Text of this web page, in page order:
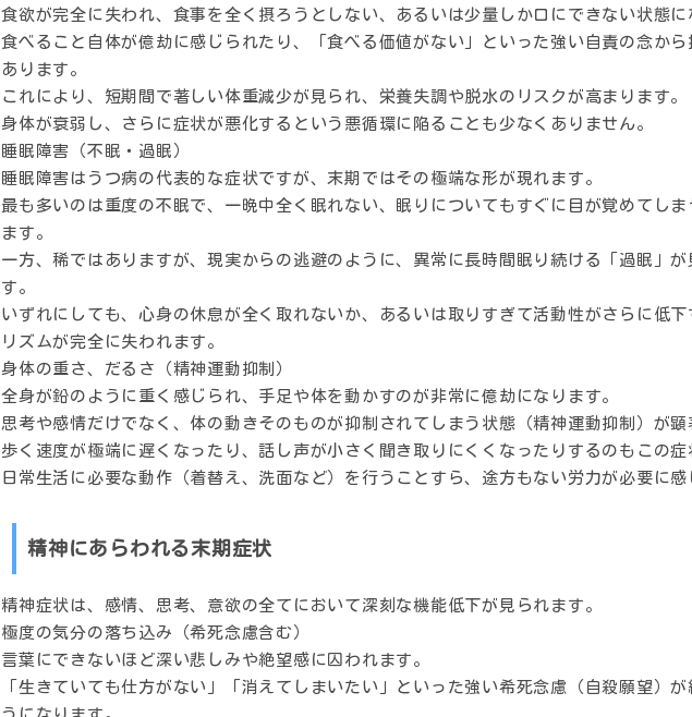
食欲が完全に失われ、食事を全く摂ろうとしない、あるいは少量しか口にできない状態に
食べること自体が億劫に感じられたり、「食べる価値がない」といった強い自責の念か
あります。
これにより、短期間で著しい体重減少が見られ、栄養失調や脱水のリスクが高まります。
身体が衰弱し、さらに症状が悪化するという悪循環に陥ることも少なくありません。
睡眠障害（不眠・過眠）
睡眠障害はうつ病の代表的な症状ですが、末期ではその極端な形が現れます。
最も多いのは重度の不眠で、一晩中全く眠れない、眠りについてもすぐに目が覚めてし
ます。
一方、稀ではありますが、現実からの逃避のように、異常に長時間眠り続ける「過眠」
す。
いずれにしても、心身の休息が全く取れないか、あるいは取りすぎて活動性がさらに低
リズムが完全に失われます。
身体の重さ、だるさ（精神運動抑制）
全身が鉛のように重く感じられ、手足や体を動かすのが非常に億劫になります。
思考や感情だけでなく、体の動きそのものが抑制されてしまう状態（精神運動抑制）が顕
歩く速度が極端に遅くなったり、話し声が小さく聞き取りにくくなったりするのもこの症
日常生活に必要な動作（着替え、洗面など）を行うことすら、途方もない労力が必要に感
精神にあらわれる末期症状
精神症状は、感情、思考、意欲の全てにおいて深刻な機能低下が見られます。
極度の気分の落ち込み（希死念慮含む）
言葉にできないほど深い悲しみや絶望感に囚われます。
「生きていても仕方がない」「消えてしまいたい」といった強い希死念慮（自殺願望）